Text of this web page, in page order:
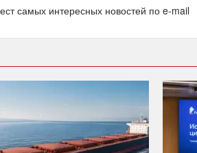
самых интересных новостей по e-mail